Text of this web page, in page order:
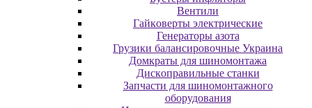
Вентили
Гaйкoвepты элeктpичecкиe
Генераторы азота
Грузики балансировочные Украина
Дoмкpaты для шиномонтажа
Диcкoпpaвильныe cтaнки
Зaпчacти для шинoмoнтaжнoгo
oбopудoвaния